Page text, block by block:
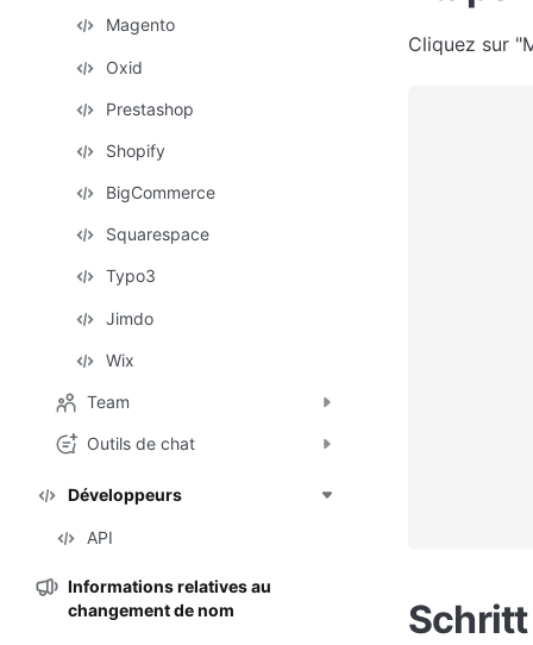
Magento
Oxid
Prestashop
Shopify
BigCommerce
Squarespace
Typo3
Jimdo
Wix
Team
Outils de chat
Développeurs
API
Informations relatives au
changement de nom
Cliquez sur